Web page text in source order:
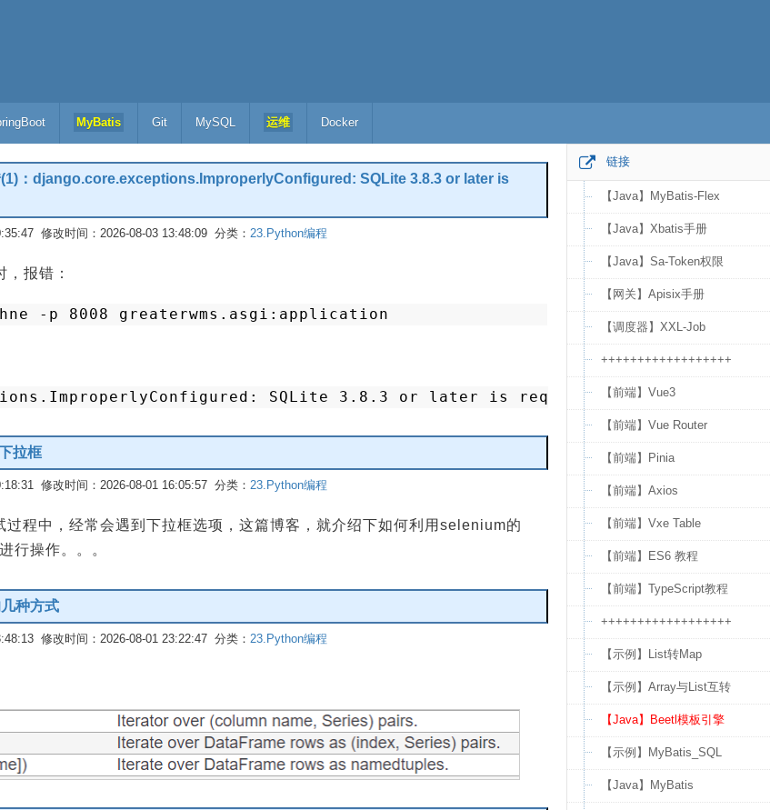
MyBatis Git MySQL 运维 Docker
(1)：django.core.exceptions.ImproperlyConfigured: SQLite 3.8.3 or later is
修改时间：2026-08-03 13:48:09 分类： 23.Python编程
，报错：
-p 8008 greaterwms.asgi:application
SQLite 3.8.3 or later is required (found 3.7.17)
拉框
修改时间：2026-08-01 16:05:57 分类： 23.Python编程
程中，经常会遇到下拉框选项，这篇博客，就介绍下如何利用selenium的
行操作。。。
种方式
修改时间：2026-08-01 23:22:47 分类： 23.Python编程
链接
【Java】MyBatis-Flex
【Java】Xbatis手册
【Java】Sa-Token权限
【网关】Apisix手册
【调度器】XXL-Job
++++++++++++++++++
【前端】Vue3
【前端】Vue Router
【前端】Pinia
【前端】Axios
【前端】Vxe Table
【前端】ES6 教程
【前端】TypeScript教程
++++++++++++++++++
【示例】List转Map
【示例】Array与List互转
【Java】Beetl模板引擎
【示例】MyBatis_SQL
【Java】MyBatis